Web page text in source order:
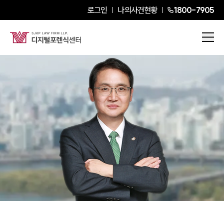
로그인 나의사건현황 1800-7905
박정규 Senior Partner Attorney